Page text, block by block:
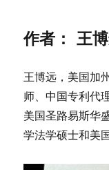
作者： 王
王博远，美国加
师、中国专利代
美国圣路易斯华
学法学硕士和美